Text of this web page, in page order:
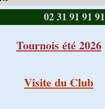
02 31 91 91 91
Tournois été 2026
Visite du Club